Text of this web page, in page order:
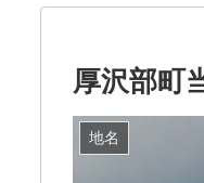
厚沢部町
地名